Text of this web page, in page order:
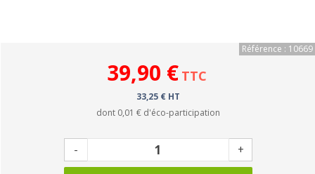
Référence : 10669
39,90 € TTC
33,25 € HT
dont 0,01 € d'éco-participation
- +